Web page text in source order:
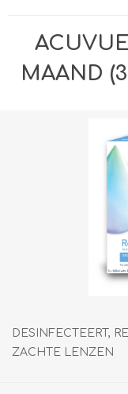
MAAND
DESINFECTEERT,
ZACHTE LENZEN